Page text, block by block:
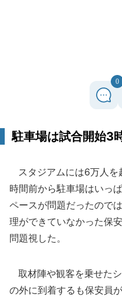
0
駐車場は試合開始3
スタジアムには6万人を
時間前から駐車場はいっ
ペースが問題だったので
理ができていなかった保
問題視した。
取材陣や観客を乗せた
の外に到着するも保安員